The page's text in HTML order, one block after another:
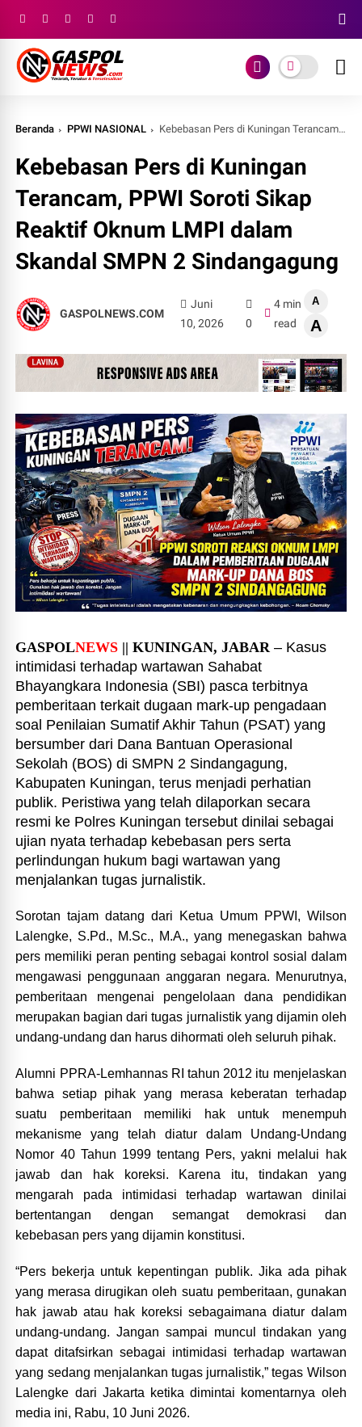
Beranda PPWI NASIONAL Kebebasan Pers di Kuningan Terancam, PPWI Soroti Sikap Reaktif Oknum LMPI dalam Skandal SMPN 2 Sindangagung
Kebebasan Pers di Kuningan
Terancam, PPWI Soroti Sikap
Reaktif Oknum LMPI dalam
Skandal SMPN 2 Sindangagung
GASPOLNEWS.COM
Juni
10, 2026
0
4 min
read
A
A
GASPOLNEWS || KUNINGAN, JABAR– Kasus
intimidasi terhadap wartawan Sahabat
Bhayangkara Indonesia (SBI) pasca terbitnya
pemberitaan terkait dugaan mark-up pengadaan
soal Penilaian Sumatif Akhir Tahun (PSAT) yang
bersumber dari Dana Bantuan Operasional
Sekolah (BOS) di SMPN 2 Sindangagung,
Kabupaten Kuningan, terus menjadi perhatian
publik. Peristiwa yang telah dilaporkan secara
resmi ke Polres Kuningan tersebut dinilai sebagai
ujian nyata terhadap kebebasan pers serta
perlindungan hukum bagi wartawan yang
menjalankan tugas jurnalistik.
Sorotan tajam datang dari Ketua Umum PPWI, Wilson
Lalengke, S.Pd., M.Sc., M.A., yang menegaskan bahwa
pers memiliki peran penting sebagai kontrol sosial dalam
mengawasi penggunaan anggaran negara. Menurutnya,
pemberitaan mengenai pengelolaan dana pendidikan
merupakan bagian dari tugas jurnalistik yang dijamin oleh
undang-undang dan harus dihormati oleh seluruh pihak.
Alumni PPRA-Lemhannas RI tahun 2012 itu menjelaskan
bahwa setiap pihak yang merasa keberatan terhadap
suatu pemberitaan memiliki hak untuk menempuh
mekanisme yang telah diatur dalam Undang-Undang
Nomor 40 Tahun 1999 tentang Pers, yakni melalui hak
jawab dan hak koreksi. Karena itu, tindakan yang
mengarah pada intimidasi terhadap wartawan dinilai
bertentangan dengan semangat demokrasi dan
kebebasan pers yang dijamin konstitusi.
“Pers bekerja untuk kepentingan publik. Jika ada pihak
yang merasa dirugikan oleh suatu pemberitaan, gunakan
hak jawab atau hak koreksi sebagaimana diatur dalam
undang-undang. Jangan sampai muncul tindakan yang
dapat ditafsirkan sebagai intimidasi terhadap wartawan
yang sedang menjalankan tugas jurnalistik,” tegas Wilson
Lalengke dari Jakarta ketika dimintai komentarnya oleh
media ini, Rabu, 10 Juni 2026.